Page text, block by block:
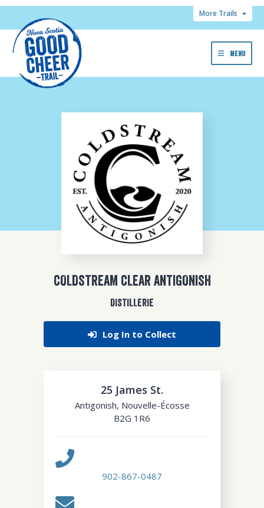
More Trails
MENU
COLDSTREAM CLEAR ANTIGONISH
DISTILLERIE
Log In to Collect
25 James St.
Antigonish, Nouvelle-Écosse
B2G 1R6
902-867-0487